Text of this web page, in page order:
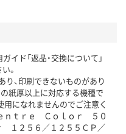
イド「返品・交換について」
。
、印刷できないものがあり
紙厚以上に対応する機種で
になれませんのでご注意く
ｎｔｒｅ Ｃｏｌｏｒ ５０
１２５６／１２５５ＣＰ／